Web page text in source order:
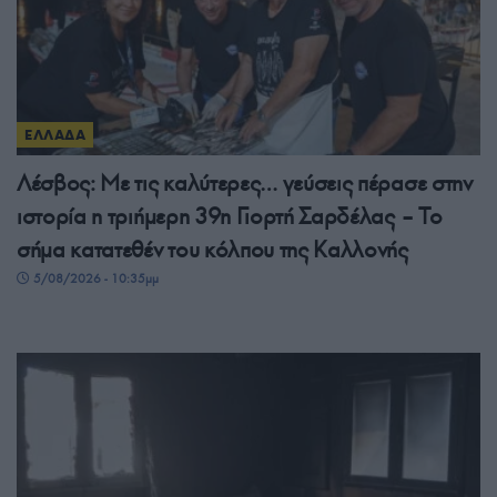
ΕΛΛΑΔΑ
Λέσβος: Με τις καλύτερες… γεύσεις πέρασε στην
ιστορία η τριήμερη 39η Γιορτή Σαρδέλας – Το
σήμα κατατεθέν του κόλπου της Καλλονής
5/08/2026 - 10:35μμ